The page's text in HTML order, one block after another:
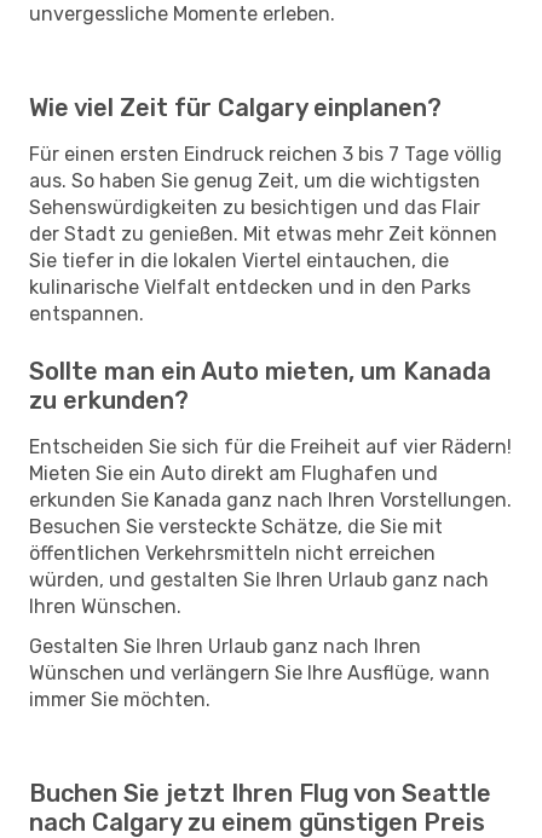
unvergessliche Momente erleben.
Wie viel Zeit für Calgary einplanen?
Für einen ersten Eindruck reichen 3 bis 7 Tage völlig
aus. So haben Sie genug Zeit, um die wichtigsten
Sehenswürdigkeiten zu besichtigen und das Flair
der Stadt zu genießen. Mit etwas mehr Zeit können
Sie tiefer in die lokalen Viertel eintauchen, die
kulinarische Vielfalt entdecken und in den Parks
entspannen.
Sollte man ein Auto mieten, um Kanada
zu erkunden?
Entscheiden Sie sich für die Freiheit auf vier Rädern!
Mieten Sie ein Auto direkt am Flughafen und
erkunden Sie Kanada ganz nach Ihren Vorstellungen.
Besuchen Sie versteckte Schätze, die Sie mit
öffentlichen Verkehrsmitteln nicht erreichen
würden, und gestalten Sie Ihren Urlaub ganz nach
Ihren Wünschen.
Gestalten Sie Ihren Urlaub ganz nach Ihren
Wünschen und verlängern Sie Ihre Ausflüge, wann
immer Sie möchten.
Buchen Sie jetzt Ihren Flug von Seattle
nach Calgary zu einem günstigen Preis